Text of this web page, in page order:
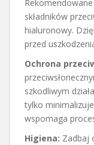
składników
hialuronowy.
przed
Ochrona
szkodliwym
tylko
wspomaga
Higiena: Zadbaj